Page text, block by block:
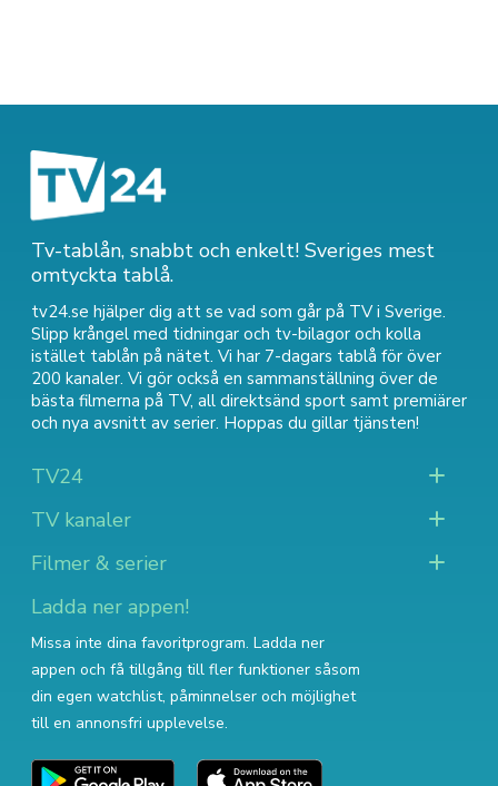
Tv-tablån, snabbt och enkelt! Sveriges mest
omtyckta tablå.
tv24.se hjälper dig att se vad som går på TV i Sverige.
Slipp krångel med tidningar och tv-bilagor och kolla
istället tablån på nätet. Vi har 7-dagars tablå för över
200 kanaler. Vi gör också en sammanställning över de
bästa filmerna på TV, all direktsänd sport samt premiärer
och nya avsnitt av serier. Hoppas du gillar tjänsten!
TV24
TV kanaler
Filmer & serier
Ladda ner appen!
Missa inte dina favoritprogram. Ladda ner
appen och få tillgång till fler funktioner såsom
din egen watchlist, påminnelser och möjlighet
till en annonsfri upplevelse.